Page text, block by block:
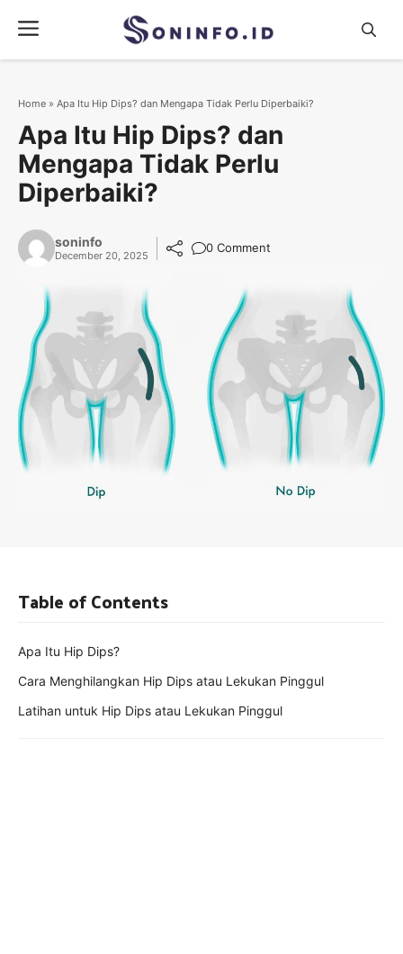
content
Menu
Home » Apa Itu Hip Dips? dan Mengapa Tidak Perlu Diperbaiki?
Apa Itu Hip Dips? dan
Mengapa Tidak Perlu
Diperbaiki?
soninfo
December 20, 2025
0 Comment
Table of Contents
Apa Itu Hip Dips?
Cara Menghilangkan Hip Dips atau Lekukan Pinggul
Latihan untuk Hip Dips atau Lekukan Pinggul